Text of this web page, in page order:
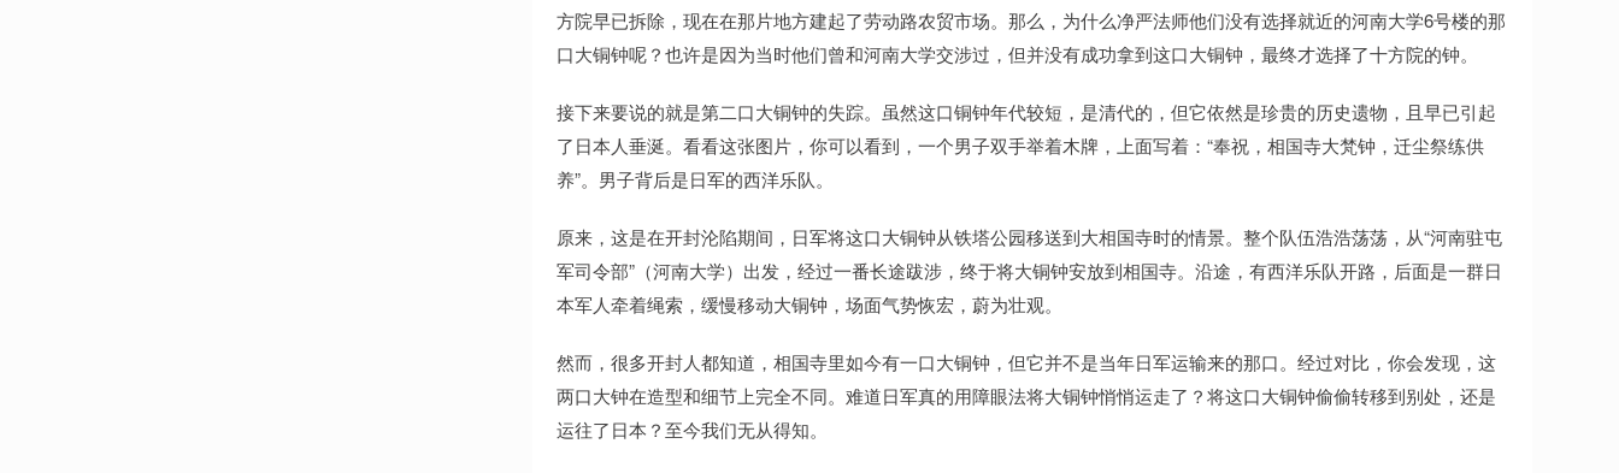
方院早已拆除，现在在那片地方建起了劳动路农贸市场。那么，为什么净严法师他们没有选择就近的河南大学6号楼的那
口大铜钟呢？也许是因为当时他们曾和河南大学交涉过，但并没有成功拿到这口大铜钟，最终才选择了十方院的钟。
接下来要说的就是第二口大铜钟的失踪。虽然这口铜钟年代较短，是清代的，但它依然是珍贵的历史遗物，且早已引起
了日本人垂涎。看看这张图片，你可以看到，一个男子双手举着木牌，上面写着：“奉祝，相国寺大梵钟，迁尘祭练供
养”。男子背后是日军的西洋乐队。
原来，这是在开封沦陷期间，日军将这口大铜钟从铁塔公园移送到大相国寺时的情景。整个队伍浩浩荡荡，从“河南驻屯
军司令部”（河南大学）出发，经过一番长途跋涉，终于将大铜钟安放到相国寺。沿途，有西洋乐队开路，后面是一群日
本军人牵着绳索，缓慢移动大铜钟，场面气势恢宏，蔚为壮观。
然而，很多开封人都知道，相国寺里如今有一口大铜钟，但它并不是当年日军运输来的那口。经过对比，你会发现，这
两口大钟在造型和细节上完全不同。难道日军真的用障眼法将大铜钟悄悄运走了？将这口大铜钟偷偷转移到别处，还是
运往了日本？至今我们无从得知。